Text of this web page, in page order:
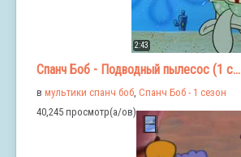
2:43
Спанч Боб - Подводный пылесос (1 с...
в мультики спанч боб Спанч Боб - 1 сезон
40,245 просмотр(а/ов)